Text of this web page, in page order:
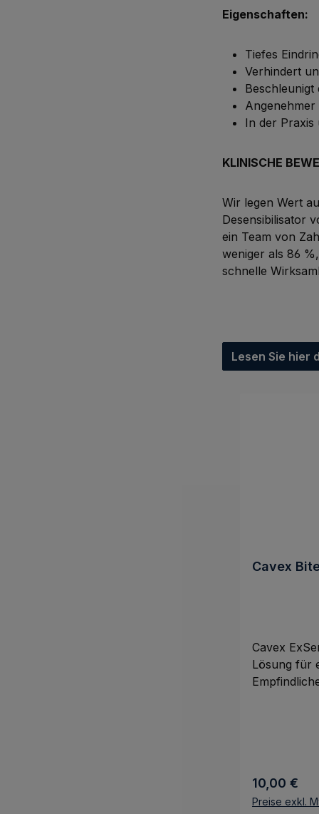
Eigenschaften:
Tiefes
Verhindert
Beschleunigt
In der Praxis
KLINISCHE
Wir legen Wert
Desensibilisator
ein Team von
weniger als 86
schnelle
Lesen Sie hier
Cavex
Cavex
Lösung für
Regulärer
10,00 €
Preise exkl.